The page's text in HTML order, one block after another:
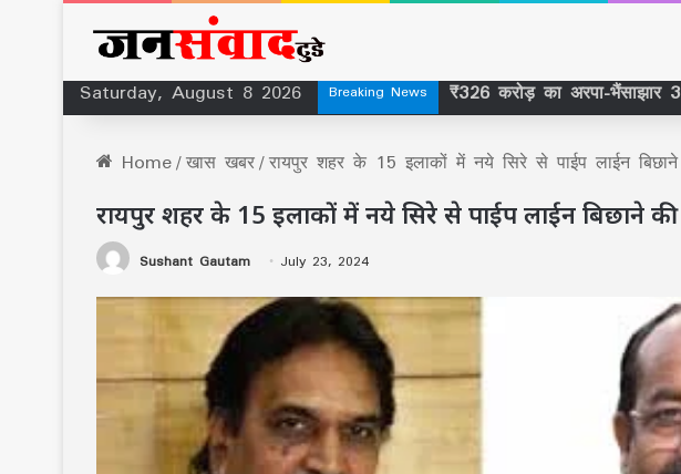
Saturday, August 8 2026
Breaking News
सिकासार से सिर्फ कानूनी बाधा
Home/खास खबर/रायपुर शहर के 15 इलाकों में नये सिरे से पाईप लाईन
रायपुर शहर के 15 इलाकों में नये सिरे से पाईप लाईन बिछाने
Sushant Gautam July 23, 2024